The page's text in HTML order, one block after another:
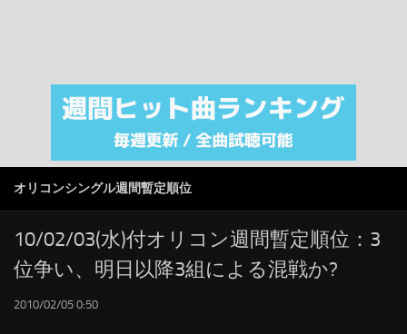
注目カテゴリ
オリジナルiTunes週間トップソング
RSS
LINKS
オリコンシングル週間暫定順位
10/02/03(水)付オリコン週間暫定順位：3
位争い、明日以降3組による混戦か?
2010/02/05 0:50